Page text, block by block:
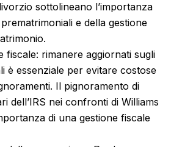
sottolineano l’importanza
e della gestione
fiscale: rimanere aggiornati sugli
è essenziale per evitare costose
Il pignoramento di
dell’IRS nei confronti di Williams
di una gestione fiscale